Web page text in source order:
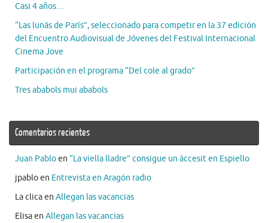
Casi 4 años…
“Las lunás de París”, seleccionado para competir en la 37 edición
del Encuentro Audiovisual de Jóvenes del Festival Internacional
Cinema Jove
Participación en el programa “Del cole al grado”
Tres ababols mui ababols
Comentarios recientes
Juan Pabloen “La viella lladre” consigue un áccesit en Espiello
jpabloen Entrevista en Aragón radio
La clicaen Allegan las vacancias
Elisaen Allegan las vacancias